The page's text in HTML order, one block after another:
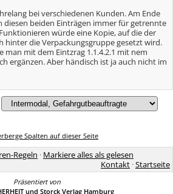
bei verschiedenen Kunden. Am Ende
diesen beiden Einträgen immer für getrennte
würde eine Kopie, auf die der
hinter die Verpackungsgruppe gesetzt wird.
mit dem Eintzrag 1.1.4.2.1 mit nem
ergänzen. Aber händisch ist ja auch nicht im
Spalten auf dieser Seite
Regeln · Markiere alles als gelesen
Kontakt ·Startseite
Präsentiert von
und Storck Verlag Hamburg